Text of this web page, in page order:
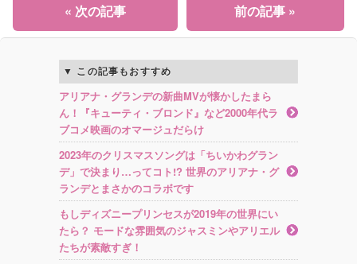
前の記事 »
« 次の記事
この記事もおすすめ
アリアナ・グランデの新曲MVが懐かしたまら
ん！『キューティ・ブロンド』など2000年代ラ
ブコメ映画のオマージュだらけ
2023年のクリスマスソングは「ちいかわグラン
デ」で決まり…ってコト!? 世界のアリアナ・グ
ランデとまさかのコラボです
もしディズニープリンセスが2019年の世界にい
たら？ モードな雰囲気のジャスミンやアリエル
たちが素敵すぎ！